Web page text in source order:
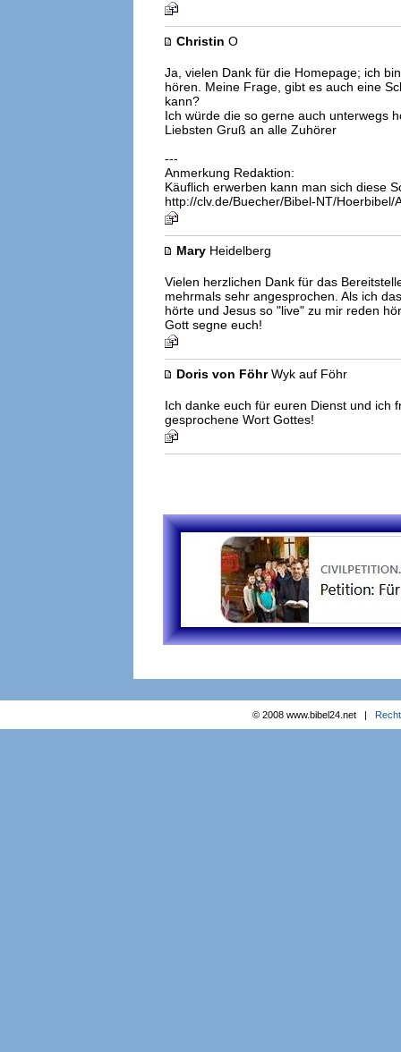
Christin O
Ja, vielen Dank für die Homepage; ich
hören. Meine Frage, gibt es auch eine
kann?
Ich würde die so gerne auch unterwegs
Liebsten Gruß an alle Zuhörer
---
Anmerkung Redaktion:
Käuflich erwerben kann man sich diese
http://clv.de/Buecher/Bibel-NT/Hoerbibel/
Mary Heidelberg
Vielen herzlichen Dank für das
mehrmals sehr angesprochen. Als ich
hörte und Jesus so "live" zu mir reden
Gott segne euch!
Doris von FöhrWyk auf Föhr
Ich danke euch für euren Dienst und ich
gesprochene Wort Gottes!
© 2008 www.bibel24.net |